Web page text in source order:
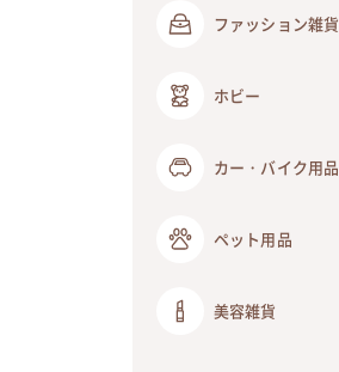
ファッション雑貨
ホビー
カー・バイク用品
ペット用品
美容雑貨